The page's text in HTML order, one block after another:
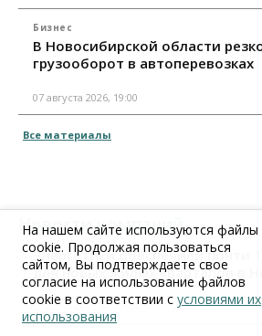
Бизнес
В Новосибирской области
грузооборот в автоперевозках
07 августа 2026, 19:00
Все материалы
Новости компаний
Энергетики обеспечили почти
для новых жилых кварталов в
07 августа 2026, 09:40
На нашем сайте используются файлы
cookie. Продолжая пользоваться
сайтом, Вы подтверждаете свое
согласие на использование файлов
cookie в соответствии с условиями их
использования